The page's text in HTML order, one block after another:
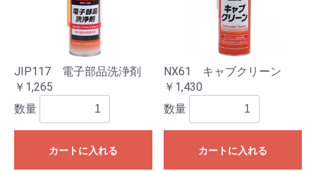
JIP117 電子部品洗浄剤
￥1,265
数量
カートに入れる
NX61 キャブクリーン
￥1,430
数量
カートに入れる